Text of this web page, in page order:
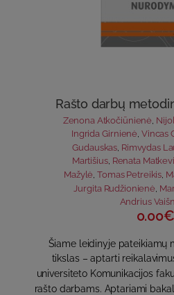
Rašto darbų
Zenona Atkočiūnienė
Ingrida Girnienė, Vincas
Gudauskas Rimvydas
Martišius, Renata
Mažylė ,Tomas Petreikis
Jurgita Rudžionienė
Andrius
0.00€
Šiame leidinyje pateikiamų
tikslas – aptarti
universiteto Komunikacijos
rašto darbams. Aptariami